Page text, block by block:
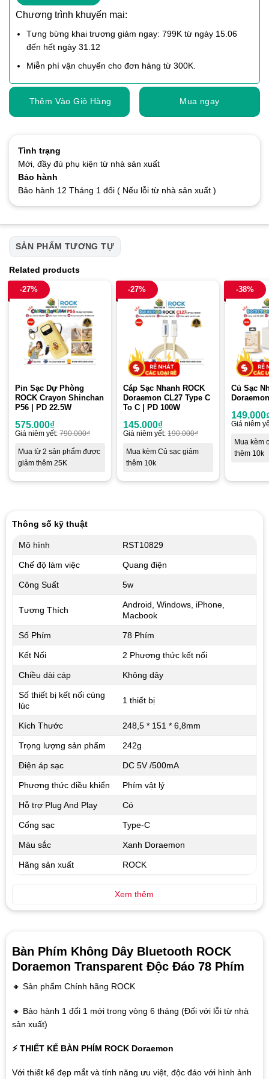
Chương trình khuyến mại:
Tưng bừng khai trương giảm ngay: 799K từ ngày 15.06
đến hết ngày 31.12
Miễn phí vận chuyển cho đơn hàng từ 300K.
Thêm Vào Giỏ Hàng Mua ngay
Tình trạng
Mới, đầy đủ phụ kiện từ nhà sản xuất
Bảo hành
Bảo hành 12 Tháng 1 đổi ( Nếu lỗi từ nhà sản xuất )
SẢN PHẨM TƯƠNG TỰ
Related products
-27%
Pin Sạc Dự Phòng
ROCK Crayon Shinchan
P56 | PD 22.5W
575.000₫
Giá niêm yết: 790.000₫
Mua từ 2 sản phẩm được
giảm thêm 25K
-27%
Cáp Sạc Nhanh ROCK
Doraemon CL27 Type C
To C | PD 100W
145.000₫
Giá niêm yết: 190.000₫
Mua kèm Củ sạc giảm
thêm 10k
-38%
Củ Sạc
149.000
Giá niêm
Mua kèm
thêm 10k
Bàn Phím Không Dây Bluetooth ROCK
Doraemon Transparent Độc Đáo 78 Phím
🔸 Sản phẩm Chính hãng ROCK
🔸 Bảo hành 1 đổi 1 mới trong vòng 6 tháng (Đối với lỗi từ nhà
sản xuất)
⚡ THIẾT KẾ BÀN PHÍM ROCK Doraemon
Với thiết kế đẹp mắt và tính năng ưu việt, độc đáo với hình ảnh
Thông số kỹ thuật
Mô hình RST10829
Chế độ làm việc Quang điện
Công Suất 5w
Tương Thích
Android, Windows, iPhone,
Macbook
Số Phím 78 Phím
Kết Nối 2 Phương thức kết nối
Chiều dài cáp Không dây
Số thiết bị kết nối cùng
lúc
1 thiết bị
Kích Thước 248,5 * 151 * 6,8mm
Trọng lượng sản phẩm 242g
Điện áp sạc DC 5V /500mA
Phương thức điều khiển Phím vật lý
Hỗ trợ Plug And Play Có
Cổng sạc Type-C
Màu sắc Xanh Doraemon
Hãng sản xuất ROCK
Xem thêm